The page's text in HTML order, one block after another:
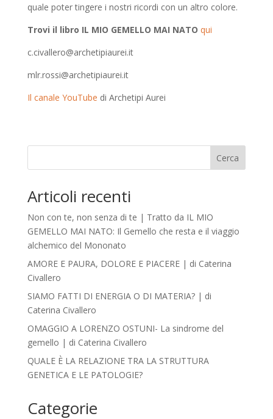
quale poter tingere i nostri ricordi con un altro colore.
Trovi il libro IL MIO GEMELLO MAI NATO qui
c.civallero@archetipiaurei.it
mlr.rossi@archetipiaurei.it
Il canale YouTube di Archetipi Aurei
Cerca
Articoli recenti
Non con te, non senza di te | Tratto da IL MIO
GEMELLO MAI NATO: Il Gemello che resta e il viaggio
alchemico del Mononato
AMORE E PAURA, DOLORE E PIACERE | di Caterina
Civallero
SIAMO FATTI DI ENERGIA O DI MATERIA? | di
Caterina Civallero
OMAGGIO A LORENZO OSTUNI- La sindrome del
gemello | di Caterina Civallero
QUALE È LA RELAZIONE TRA LA STRUTTURA
GENETICA E LE PATOLOGIE?
Categorie